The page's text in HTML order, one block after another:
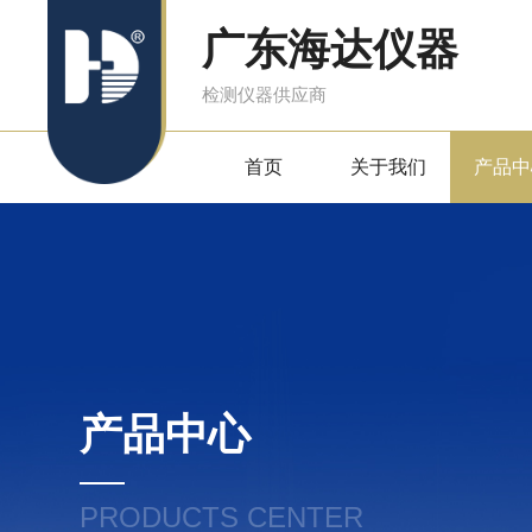
广东海达仪器
检测仪器供应商
首页 关于我们 产品
产品中心
PRODUCTS CENTER